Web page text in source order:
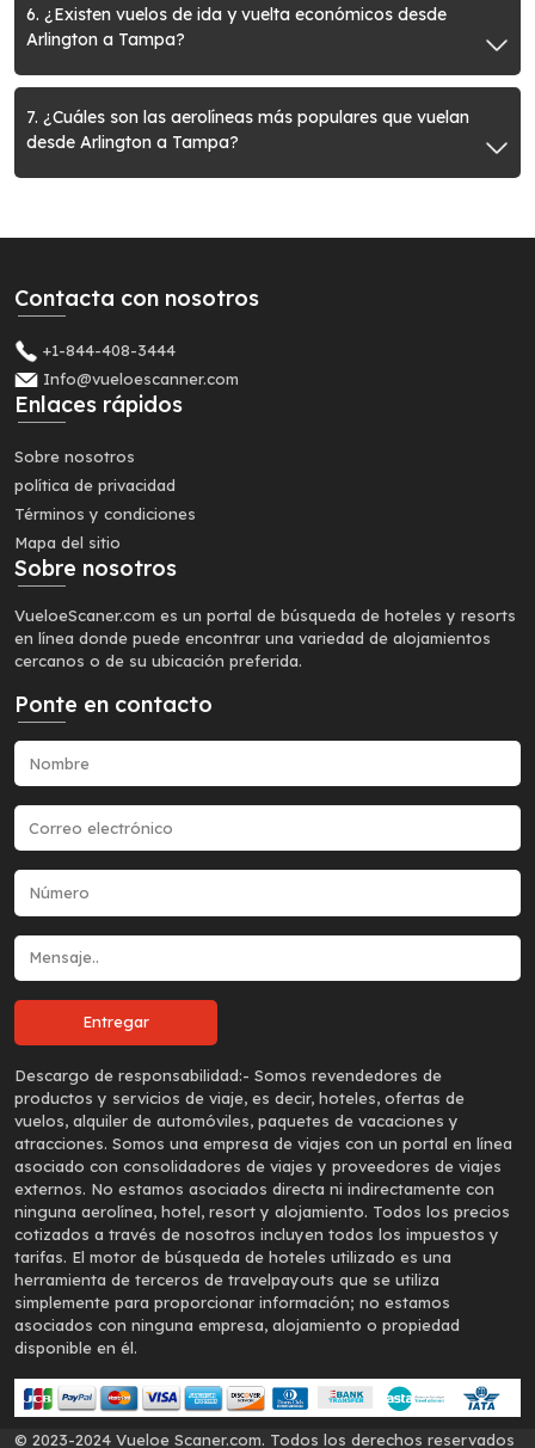
6. ¿Existen vuelos de ida y vuelta económicos desde
Arlington a Tampa?
7. ¿Cuáles son las aerolíneas más populares que vuelan
desde Arlington a Tampa?
Contacta con nosotros
+1-844-408-3444
Info@vueloescanner.com
Enlaces rápidos
Sobre nosotros
política de privacidad
Términos y condiciones
Mapa del sitio
Sobre nosotros
VueloeScaner.com es un portal de búsqueda de hoteles y resorts
en línea donde puede encontrar una variedad de alojamientos
cercanos o de su ubicación preferida.
Ponte en contacto
Descargo de responsabilidad:- Somos revendedores de
productos y servicios de viaje, es decir, hoteles, ofertas de
vuelos, alquiler de automóviles, paquetes de vacaciones y
atracciones. Somos una empresa de viajes con un portal en línea
asociado con consolidadores de viajes y proveedores de viajes
externos. No estamos asociados directa ni indirectamente con
ninguna aerolínea, hotel, resort y alojamiento. Todos los precios
cotizados a través de nosotros incluyen todos los impuestos y
tarifas. El motor de búsqueda de hoteles utilizado es una
herramienta de terceros de travelpayouts que se utiliza
simplemente para proporcionar información; no estamos
asociados con ninguna empresa, alojamiento o propiedad
disponible en él.
© 2023-2024 Vueloe Scaner.com. Todos los derechos reservados